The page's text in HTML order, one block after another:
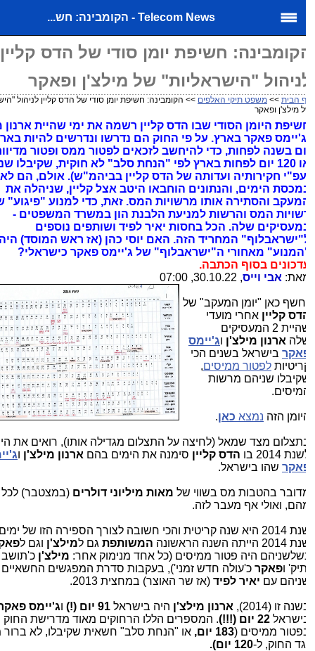
Telecom News - הקומבינה: חש...
חשיפת יומן סודי של הדס קליין
"הישראליות" של מילצ'ן ופאקר
הבית>>משפט תיקי האלפים>> הקומבינה: חשיפת יומן סודי של הדס קליין לניהול
מילצ'ן ופאקר
היומן הסודי שבו הדס קליין רשמה את ימי שהיית ארנון
בשנה לפחות, כדי להיחשב לזכאים לפטור ממס ופטור
או 120 יום לפחות בארץ לפי "הנחת סלב" לא חוקית, שקיבלו
חקירותיה ועדותה של הדס קליין בביהמ"ש). אולם, הם לא
הימים, והנתונים הוחבאו היטב אצל קליין, שניהלה את
והסתירה אותו מרשויות המס. זאת, כדי למנוע "פיגוע"
המס והרשות למניעת הלבנת הון במשרד המשפטים -
שלה. הכל בחסות יאיר לפיד ושותפים נוספים
המחריד הזה. האם יוסי כהן (אז ראש המוסד) היה
מאחורי ה"ישראבלוף" של ג'יימס פאקר כישראלי?
בסוף הכתבה.
אבי וייס, 30.10.22, 07:00
כאן "יומן המעקב" של
קלייןאחרי מועדי
שהיית 2 המעסיקים
ארנון מילצ'ןוג'יימס
בישראל בשנים הכי
לפטור ממיסים,
שניהם מרשות
הזהנמצאכאן.
מצד שמאל (לחיצה על התצלום מגדילה אותו), רואים את
2014 בו
הדס קלייןסימנה את הימים בהםארנון מילצ'ןו
שהו בישראל.
בהטבות מס בשווי שלמאות מיליוני דולרים(במצטבר) לכל
ואולי אף מעבר לזה.
שנת 2014 היא שנה קריטית והכי חשובה לצורך הספירה הזו של ימים,
הייתה השנה הראשונה
המשותפתגם ל מילצ'ןוגם ל
היה פטור ממיסים (כל אחד מנימוק אחר:מילצ'ןכ'תושב
ופאקרכ'עולה חדש זמני'), בעקבות סדרת המפגשים החשאיים
עםיאיר לפיד(אז שר האוצר) במחצית 2013.
זו (2014), ארנון מילצ'ןהיה בישראל91 יום (!) וג'יימס פאקר
22 יום (!!!)
. המספרים הללו הרחוקים מאוד מדרישת החוק
ממיסים (183 יום,
או "הנחת סלב" חשאית שקיבלו, לא ברור
החוק, ל- 120 יום).